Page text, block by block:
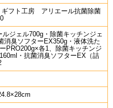
ギフト工房 アリエール抗菌除菌
ルジェル700g・除菌キッチンジェ
消臭ソフターEX350g・液体洗た
PRO200g×各1、除菌キッチンジ
・抗菌消臭ソフターEX（詰